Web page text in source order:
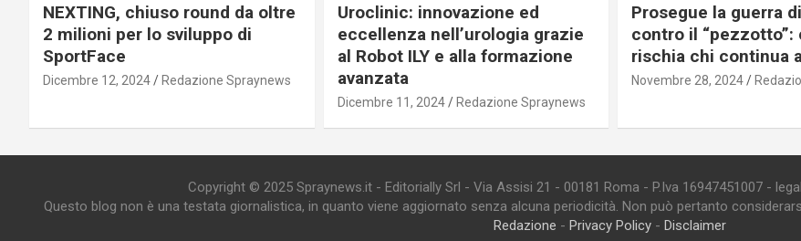
NEXTING, chiuso round da oltre
2 milioni per lo sviluppo di
SportFace
Dicembre 12, 2024 Redazione Spraynews
Uroclinic: innovazione ed
eccellenza nell’urologia grazie
al Robot ILY e alla formazione
avanzata
Dicembre 11, 2024 Redazione Spraynews
Prosegue la guerra
contro il “pezzotto”:
rischia chi continua
Novembre 28, 2024
Copyright © 2025 Spraynews.it - Editorially Srl - Via Assisi 21 - 00181 Roma - P.Iva 16947451007 -
Questo blog non è una testata giornalistica, in quanto viene aggiornato senza alcuna periodicità. Non può pertanto
Redazione - Privacy Policy- Disclaimer